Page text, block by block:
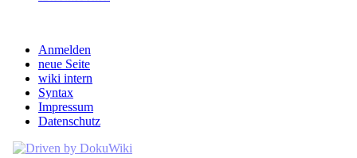
Anmelden
neue Seite
wiki intern
Syntax
Impressum
Datenschutz